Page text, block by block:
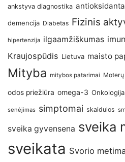
ankstyva diagnostika
demencija Diabetas Fizinis
hipertenzija ilgaamžiškumas
Kraujospūdis Lietuva maisto
Mityba mitybos patarimai
odos priežiūra omega-3 Onkologija
senėjimas simptomai skaidulos
sveika gyvensena sveika
sveikata Svorio